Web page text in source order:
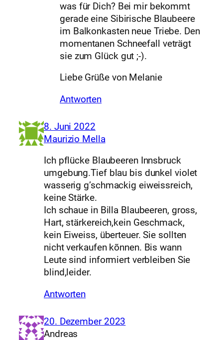
was für Dich? Bei mir bekommt
gerade eine Sibirische Blaubeere
im Balkonkasten neue Triebe. Den
momentanen Schneefall veträgt
sie zum Glück gut ;-).
Liebe Grüße von Melanie
Antworten
8. Juni 2022
Maurizio Mella
Ich pflücke Blaubeeren Innsbruck
umgebung.Tief blau bis dunkel violet
wasserig g’schmackig eiweissreich,
keine Stärke.
Ich schaue in Billa Blaubeeren, gross,
Hart, stärkereich,kein Geschmack,
kein Eiweiss, überteuer. Sie sollten
nicht verkaufen kõnnen. Bis wann
Leute sind informiert verbleiben Sie
blind,leider.
Antworten
20. Dezember 2023
Andreas